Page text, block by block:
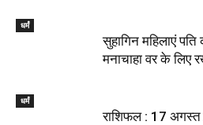
धर्मं
सुहागिन महिलाएं
मनाचाहा वर के लिए
धर्मं
राशिफल : 17